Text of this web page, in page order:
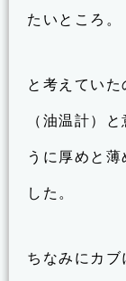
たいところ。
と考えてい
（油温計）
うに厚めと
した。
ちなみにカブ